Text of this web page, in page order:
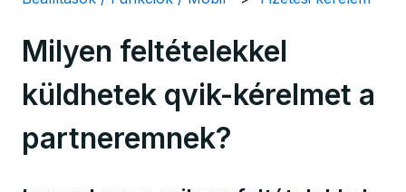
Milyen feltételekkel
küldhetek qvik-kérelmet a
partneremnek?